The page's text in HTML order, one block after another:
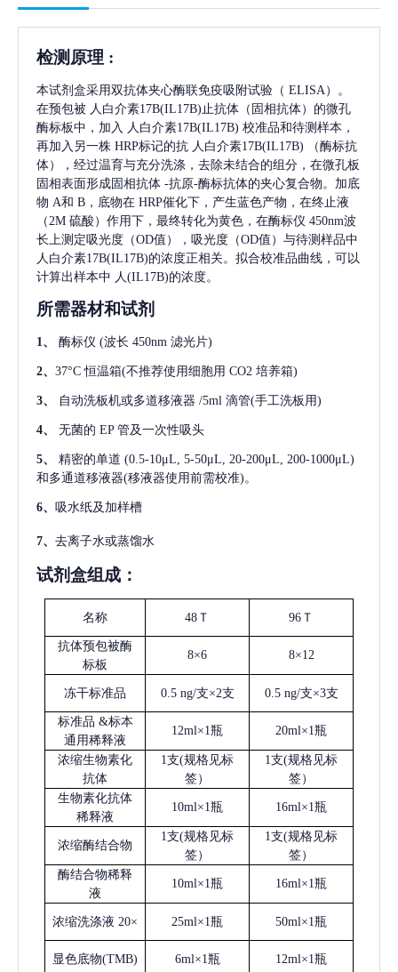
检测原理 :
本试剂盒采用双抗体夹心酶联免疫吸附试验（ ELISA）。
在预包被 人白介素17B(IL17B) 止抗体（固相抗体）的微孔
酶标板中，加入
人白介素17B(IL17B) 校准品和待测样本，
再加入另一株 HRP标记的抗 人白介素17B(IL17B)
（酶标抗
体），经过温育与充分洗涤，去除未结合的组分，在微孔板
固相表面形成固相抗体 -抗原-酶标抗体的夹心复合物。加底
物 A和 B，底物在 HRP催化下，产生蓝色产物，在终止液
（2M 硫酸）作用下，最终转化为黄色，在酶标仪 450nm波
长上测定吸光度（OD值），吸光度（OD值）与待测样品中
人白介素17B(IL17B)的浓度正相关。拟合校准品曲线，可以
计算出样本中 人(IL17B)的浓度。
所需器材和试剂
1、 酶标仪 (波长 450nm 滤光片)
2、 37°C 恒温箱(不推荐使用细胞用 CO2 培养箱)
3、 自动洗板机或多道移液器 /5ml 滴管(手工洗板用)
4、 无菌的 EP 管及一次性吸头
5、 精密的单道 (0.5-10μL, 5-50μL, 20-200μL, 200-1000μL)
和多通道移液器(移液器使用前需校准)。
6、 吸水纸及加样槽
7、 去离子水或蒸馏水
试剂盒组成：
名称 48Ｔ 96Ｔ
抗体预包被酶
标板
8×6 8×12
冻干标准品 0.5 ng/支×2支 0.5 ng/支×3支
标准品 &标本
通用稀释液
12ml×1瓶 20ml×1瓶
浓缩生物素化
抗体
1支(规格见标
签）
1支(规格见标
签）
生物素化抗体
稀释液
10ml×1瓶 16ml×1瓶
浓缩酶结合物
1支(规格见标
签）
1支(规格见标
签）
酶结合物稀释
液
10ml×1瓶 16ml×1瓶
浓缩洗涤液 20× 25ml×1瓶 50ml×1瓶
显色底物(TMB) 6ml×1瓶 12ml×1瓶